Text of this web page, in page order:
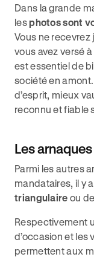
Dans la grande
lesphotos sont
Vous ne recevrez
vous avez versé
est essentiel de
société en
d’esprit, mieux
reconnu et fiable
Les
Parmi les autres
mandataires, il y
triangulaire ou de
Respectivement
d’occasion et les
permettent aux